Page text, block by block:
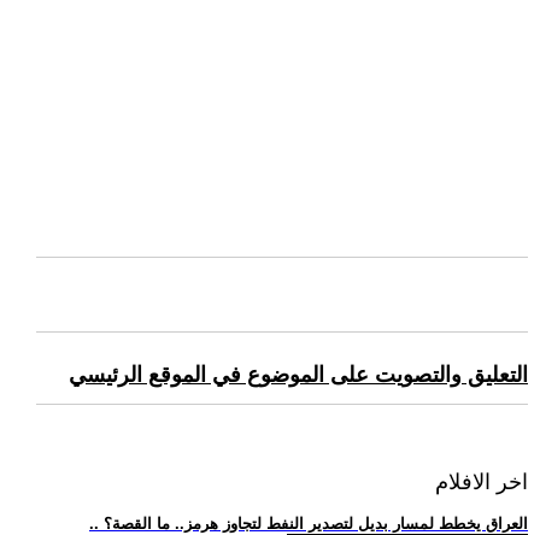
التعليق والتصويت على الموضوع في الموقع الرئيسي
اخر الافلام
.. العراق يخطط لمسار بديل لتصدير النفط لتجاوز هرمز.. ما القصة؟